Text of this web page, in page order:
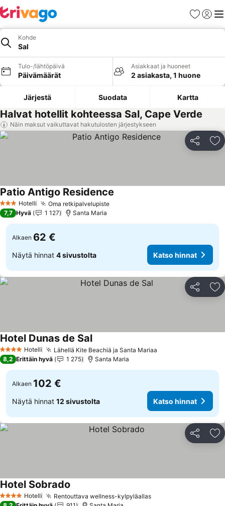
Suosikit
Kohde
Sal
Tulo-/lähtöpäivä
Päivämäärät
Asiakkaat ja huoneet
2 asiakasta, 1 huone
Järjestä Suodata Kartta
Halvat hotellit kohteessa Sal, Cape Verde
Näin maksut vaikuttavat hakutulosten järjestykseen
Jaa
3 Tähtiluokitus
Hotelli Oma retkipalvelupiste
Patio Antigo Residence
7,7 Hyvä 1 127 Santa Maria
Alkaen 62 €
Näytä hinnat 4 sivustolta Katso hinnat
Jaa
4 Tähtiluokitus
Hotelli Lähellä Kite Beachiä ja Santa Mariaa
Hotel Dunas de Sal
8,2 Erittäin hyvä 1 275 Santa Maria
Alkaen 102 €
Näytä hinnat 12 sivustolta Katso hinnat
Jaa
4 Tähtiluokitus
Hotelli Rentouttava wellness-kylpyläallas
Hotel Sobrado